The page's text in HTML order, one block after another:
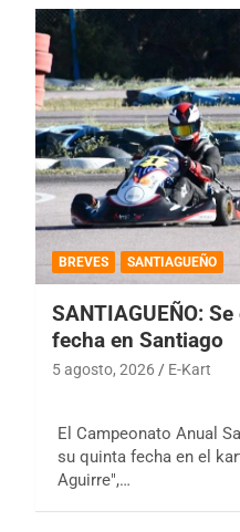
BREVES SANTIAGUEÑO
SANTIAGUEÑO:
fecha en Santiago
5 agosto, 2026 E-Kart
El Campeonato Anual
su quinta fecha en el
Aguirre",…